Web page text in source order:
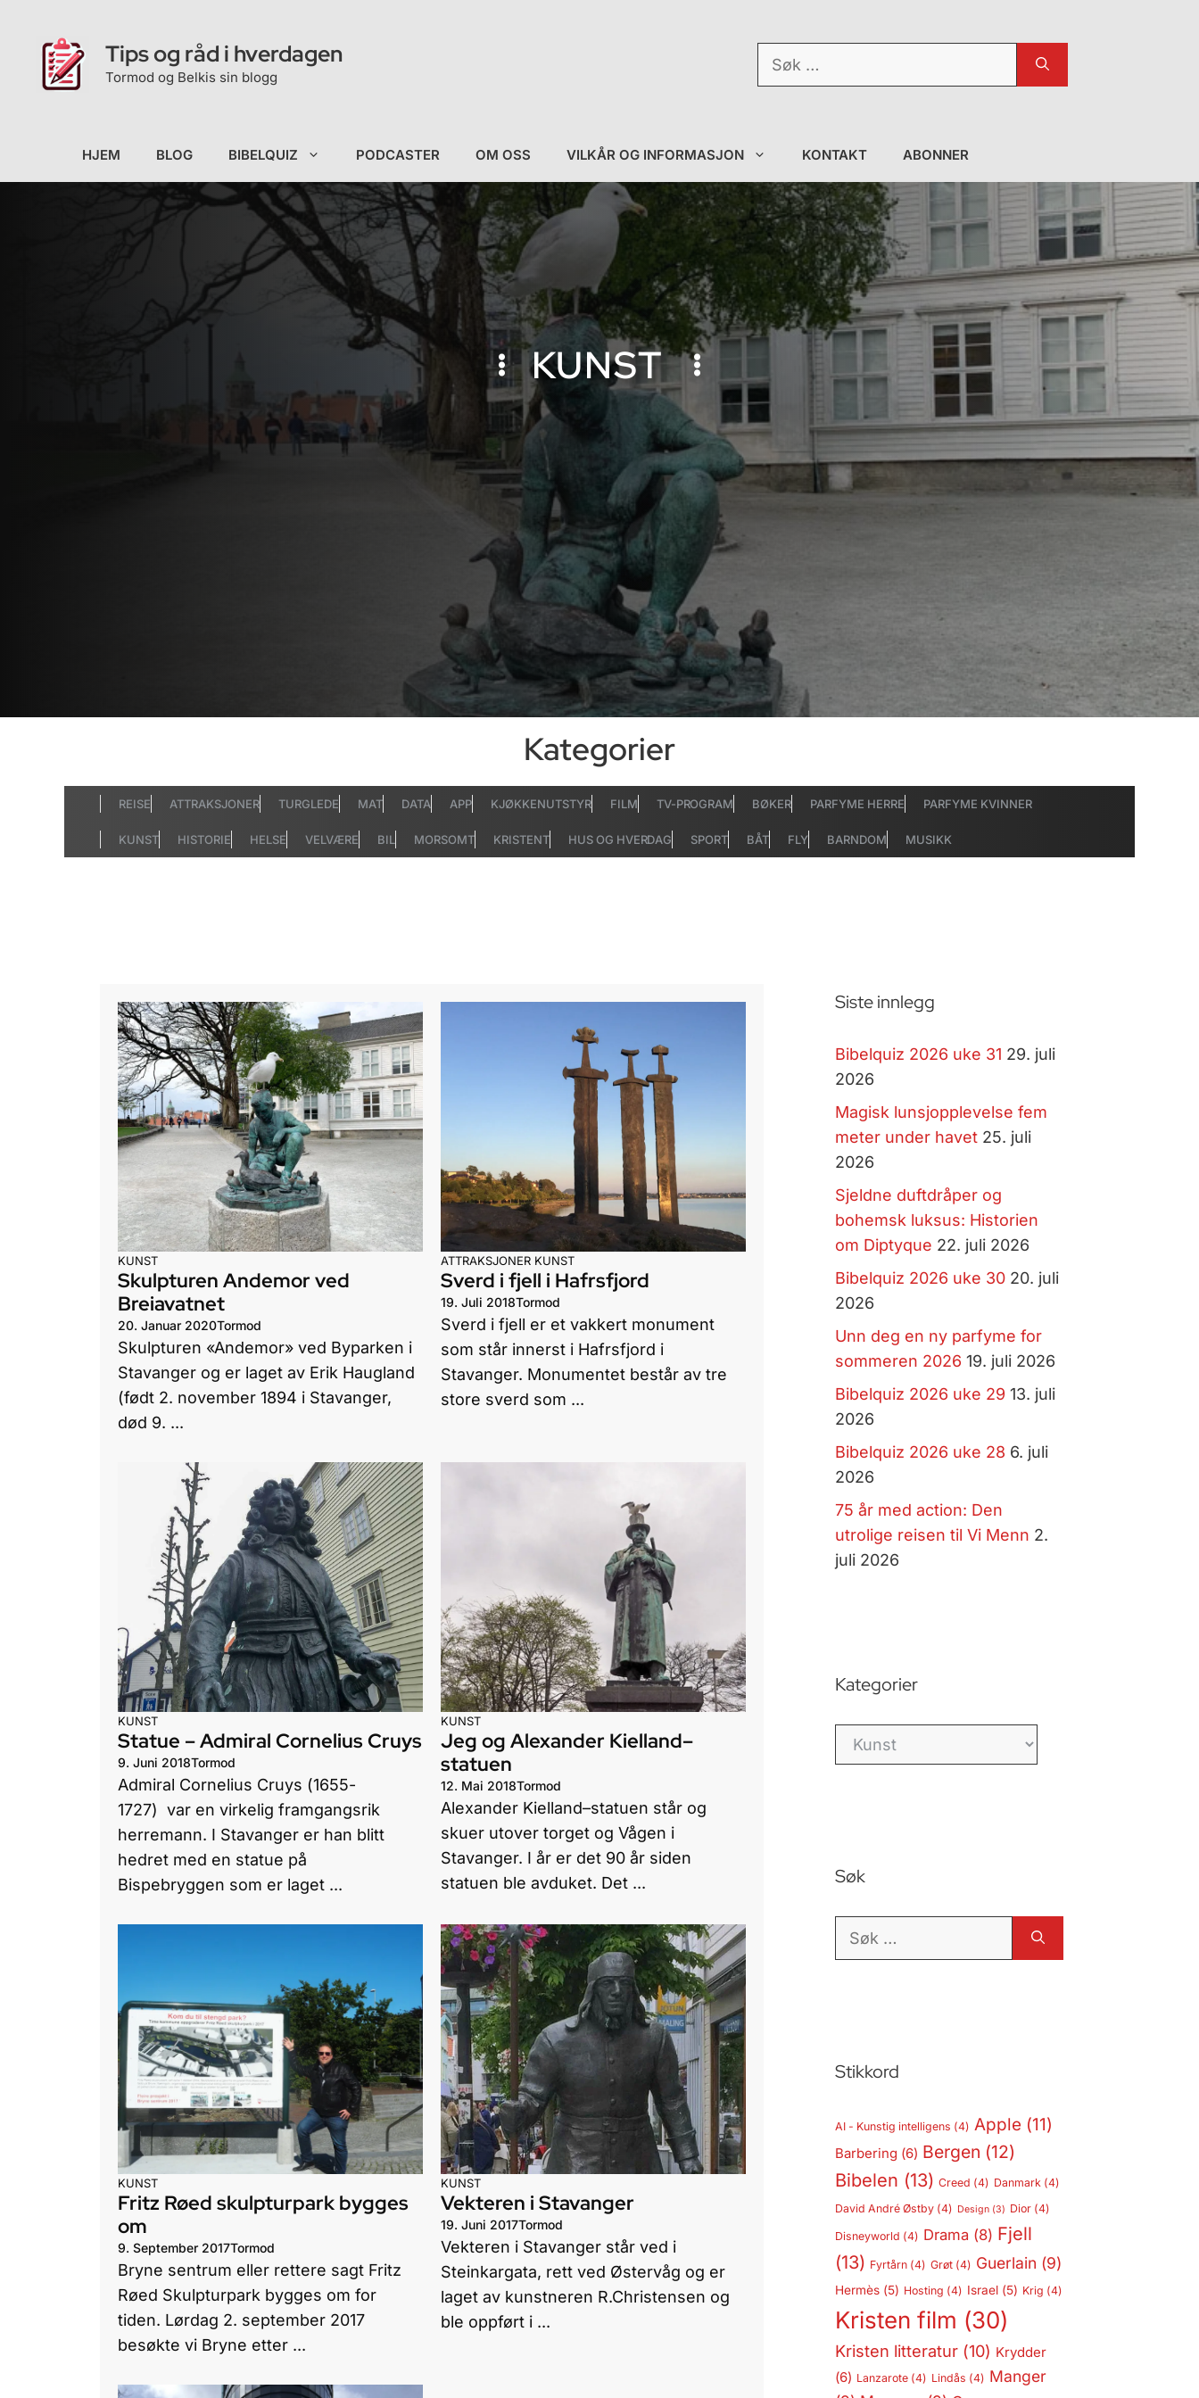
innhold
Tips og råd i hverdagen
Tormod og Belkis sin blogg
Søk
HJEM BLOG BIBELQUIZ PODCASTER OM OSS VILKÅR OG INFORMASJON KONTAKT ABONNER
KUNST
Kategorier
REISE ATTRAKSJONER TURGLEDE MAT DATA APP KJØKKENUTSTYR FILM TV-PROGRAM BØKER PARFYME HERRE PARFYME KVINNER
KUNST HISTORIE HELSE VELVÆRE BIL MORSOMT KRISTENT HUS OG HVERDAG SPORT BÅT FLY BARNDOM MUSIKK
KUNST
Skulpturen Andemor ved
Breiavatnet
20. Januar 2020Tormod
Skulpturen «Andemor» ved Byparken i
Stavanger og er laget av Erik Haugland
(født 2. november 1894 i Stavanger,
død 9. ...
ATTRAKSJONER KUNST
Sverd i fjell i Hafrsfjord
19. Juli 2018Tormod
Sverd i fjell er et vakkert monument
som står innerst i Hafrsfjord i
Stavanger. Monumentet består av tre
store sverd som ...
KUNST
Statue – Admiral Cornelius Cruys
9. Juni 2018Tormod
Admiral Cornelius Cruys (1655-
1727) var en virkelig framgangsrik
herremann. I Stavanger er han blitt
hedret med en statue på
Bispebryggen som er laget ...
KUNST
Jeg og Alexander Kielland–
statuen
12. Mai 2018Tormod
Alexander Kielland–statuen står og
skuer utover torget og Vågen i
Stavanger. I år er det 90 år siden
statuen ble avduket. Det ...
KUNST
Fritz Røed skulpturpark bygges
om
9. September 2017Tormod
Bryne sentrum eller rettere sagt Fritz
Røed Skulpturpark bygges om for
tiden. Lørdag 2. september 2017
besøkte vi Bryne etter ...
KUNST
Vekteren i Stavanger
19. Juni 2017Tormod
Vekteren i Stavanger står ved i
Steinkargata, rett ved Østervåg og er
laget av kunstneren R.Christensen og
ble oppført i ...
Siste innlegg
Bibelquiz 2026 uke 31 29. juli
2026
Magisk lunsjopplevelse fem
meter under havet 25. juli
2026
Sjeldne duftdråper og
bohemsk luksus: Historien
om Diptyque 22. juli 2026
Bibelquiz 2026 uke 30 20. juli
2026
Unn deg en ny parfyme for
sommeren 2026 19. juli 2026
Bibelquiz 2026 uke 29 13. juli
2026
Bibelquiz 2026 uke 28 6. juli
2026
75 år med action: Den
utrolige reisen til Vi Menn 2.
juli 2026
Kategorier
Kategorier
Søk
Søk
Stikkord
AI - Kunstig intelligens (4) Apple (11)
Barbering (6) Bergen (12)
Bibelen (13) Creed (4) Danmark(4)
David André Østby(4) Design(3) Dior(4)
Disneyworld (4) Drama (8) Fjell
(13) Fyrtårn(4) Grøt(4) Guerlain (9)
Hermès(5) Hosting (4) Israel(5) Krig (4)
Kristen film (30)
Kristen litteratur(10) Krydder
(6) Lanzarote(4) Lindås (4) Manger